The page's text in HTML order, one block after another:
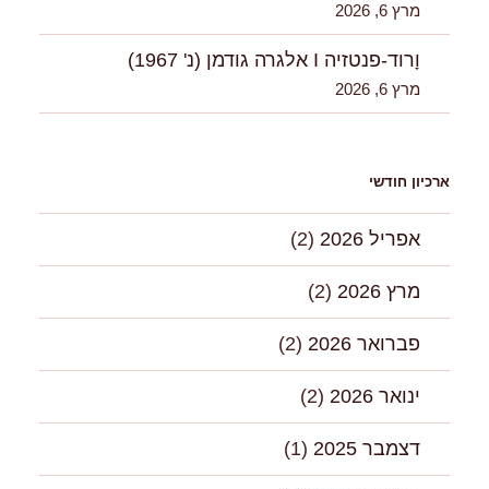
מרץ 6, 2026
וָרוד-פנטזיה I אלגרה גודמן (נ' 1967)
מרץ 6, 2026
ארכיון חודשי
אפריל 2026 (2)
מרץ 2026 (2)
פברואר 2026 (2)
ינואר 2026 (2)
דצמבר 2025 (1)